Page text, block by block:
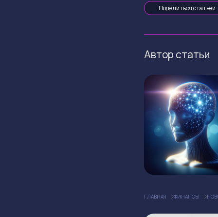
Поделиться статьей
Автор статьи
ГЛАВНАЯ ФИНАНСЫ